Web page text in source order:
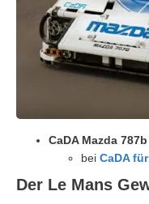
CaDA Mazda
bei CaDA
Der Le Mans